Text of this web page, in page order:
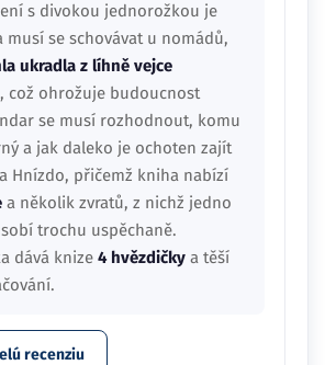
s divokou jednorožkou je
musí se schovávat u nomádů,
ukradla z líhně vejce
, což ohrožuje budoucnost
se musí rozhodnout, komu
a jak daleko je ochoten zajít
Hnízdo, přičemž kniha nabízí
a několik zvratů, z nichž jedno
trochu uspěchaně.
dává knize 4 hvězdičky a těší
recenziu